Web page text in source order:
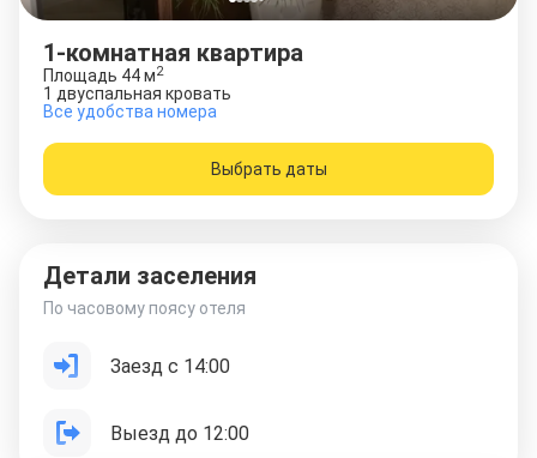
1-комнатная квартира
Площадь 44м2
1 двуспальная кровать
Все удобства номера
Выбрать даты
Детали заселения
По часовому поясу отеля
Заезд с 14:00
Выезд до 12:00